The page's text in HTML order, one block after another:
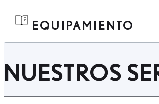
EQUIPAMIENTO
NUESTROS